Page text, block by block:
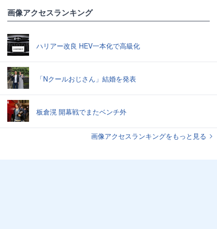
画像アクセスランキング
ハリアー改良 HEV一本化で高級化
「Nクールおじさん」結婚を発表
板倉滉 開幕戦でまたベンチ外
画像アクセスランキングをもっと見る